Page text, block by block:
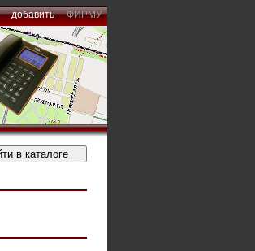
добавить ФИРМУ